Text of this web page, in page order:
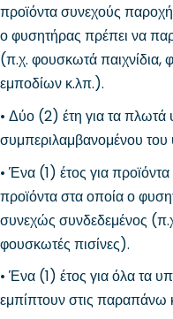
προϊόντα συνεχούς
ο φυσητήρας πρέπει να
(π.χ. φουσκωτά παιχνίδια,
εμποδίων κ.λπ.).
• Δύο (2) έτη για τα πλωτά
συμπεριλαμβανομένου
• Ένα (1) έτος για
προϊόντα στα οποία ο
συνεχώς συνδεδεμένος
φουσκωτές πισίνες).
• Ένα (1) έτος για όλα τα
εμπίπτουν στις